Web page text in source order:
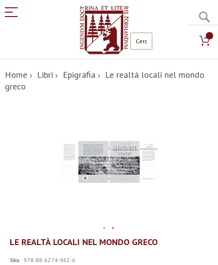
al
contenuto
Home Libri Epigrafia
Le realtà locali nel mondo
greco
Vai
all'inizio
LE REALTÀ LOCALI NEL MONDO GRECO
Sku 978-88-6274-962-6